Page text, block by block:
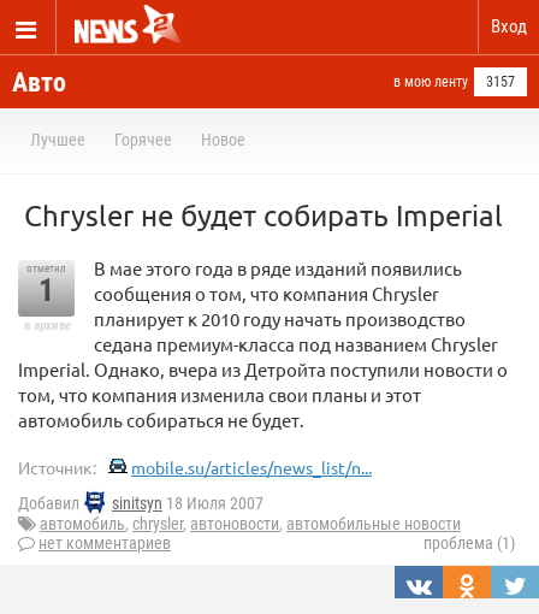
Вход
Авто в мою ленту 3157
Лучшее Горячее Новое
Chrysler не будет собирать Imperial
отметил
1
в архиве
В мае этого года в ряде изданий появились
сообщения о том, что компания Chrysler
планирует к 2010 году начать производство
седана премиум-класса под названием Chrysler
Imperial. Однако, вчера из Детройта поступили новости о
том, что компания изменила свои планы и этот
автомобиль собираться не будет.
Источник: mobile.su/articles/news_list/n...
Добавил sinitsyn 18 Июля 2007
автомобиль, chrysler, автоновости, автомобильные новости
нет комментариев
проблема (1)